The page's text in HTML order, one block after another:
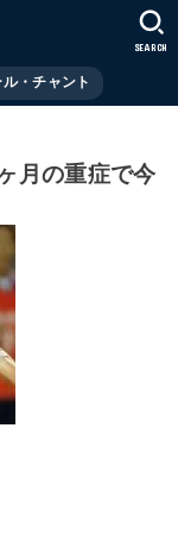
・チャント
SEARCH
月の重症で今